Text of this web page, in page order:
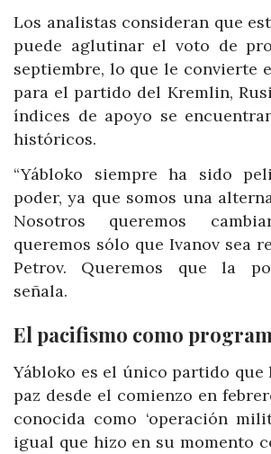
Los analistas consideran que
puede aglutinar el voto de
septiembre, lo que le convierte
para el partido del Kremlin,
índices de apoyo se
históricos.
“Yábloko siempre ha sido
poder, ya que somos una
Nosotros queremos
queremos sólo que Ivanov sea
Petrov. Queremos que la
señala.
El pacifismo como
Yábloko es el único partido que
paz desde el comienzo en
conocida como ‘operación
igual que hizo en su momento